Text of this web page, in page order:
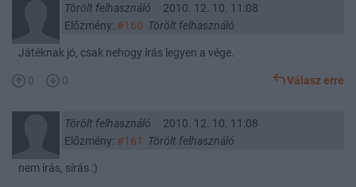
Törölt felhasználó
2010. 12. 10. 11:08
Előzmény: #160 Törölt felhasználó
Játéknak jó, csak nehogy írás legyen a vége.
0 0 Válasz erre
Törölt felhasználó
2010. 12. 10. 11:08
Előzmény: #161 Törölt felhasználó
nem írás, sírás :)